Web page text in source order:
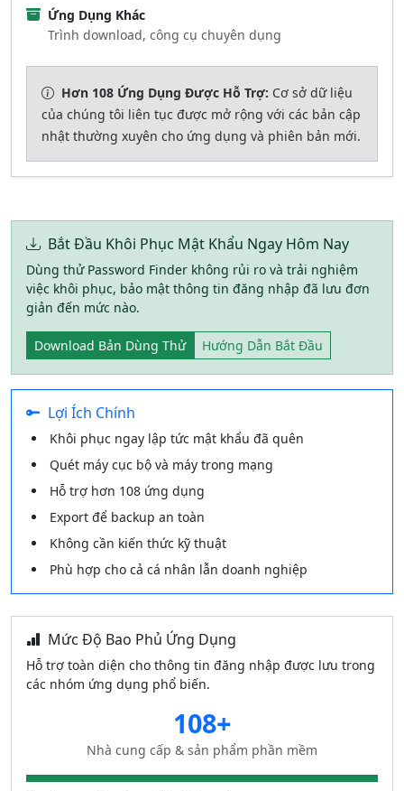
Ứng Dụng Khác
Trình download, công cụ chuyên dụng
Hơn 108 Ứng Dụng Được Hỗ Trợ: Cơ sở dữ liệu
của chúng tôi liên tục được mở rộng với các bản cập
nhật thường xuyên cho ứng dụng và phiên bản mới.
Bắt Đầu Khôi Phục Mật Khẩu Ngay Hôm Nay
Dùng thử Password Finder không rủi ro và trải nghiệm
việc khôi phục, bảo mật thông tin đăng nhập đã lưu đơn
giản đến mức nào.
Download Bản Dùng Thử Hướng Dẫn Bắt Đầu
Lợi Ích Chính
Khôi phục ngay lập tức mật khẩu đã quên
Quét máy cục bộ và máy trong mạng
Hỗ trợ hơn 108 ứng dụng
Export để backup an toàn
Không cần kiến thức kỹ thuật
Phù hợp cho cả cá nhân lẫn doanh nghiệp
Mức Độ Bao Phủ Ứng Dụng
Hỗ trợ toàn diện cho thông tin đăng nhập được lưu trong
các nhóm ứng dụng phổ biến.
108+
Nhà cung cấp & sản phẩm phần mềm